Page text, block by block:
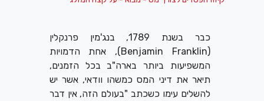
כבר בשנת 1789, בנג'מין פרנקלין
(
Benjamin Franklin), אחת הדמויות
המשפיעות ביותר בארה"ב בכל הזמנים,
תיאר את דיני המס כמשהו וודאי, אשר יש
להשלים עימו כשכתב "בעולם הזה, אין דבר